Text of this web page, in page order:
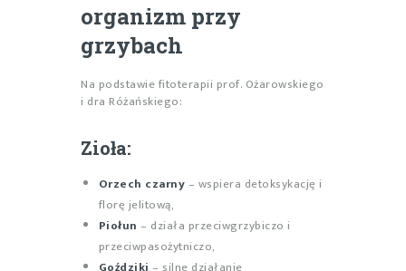
organizm przy
grzybach
Na podstawie fitoterapii prof. Ożarowskiego
i dra Różańskiego:
Zioła:
Orzech czarny– wspiera detoksykację i
florę jelitową,
Piołun – działa przeciwgrzybiczo i
przeciwpasożytniczo,